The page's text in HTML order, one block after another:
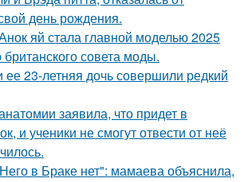
день рождения.
яй стала главной моделью 2025
совета моды.
ее 23-летняя дочь совершили редкий
заявила, что придет в
и ученики не смогут отвести от неё
в Браке нет": мамаева объяснила,